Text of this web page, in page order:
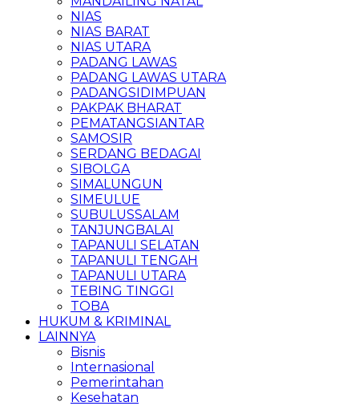
NIAS
NIAS BARAT
NIAS UTARA
PADANG LAWAS
PADANG LAWAS UTARA
PADANGSIDIMPUAN
PAKPAK BHARAT
PEMATANGSIANTAR
SAMOSIR
SERDANG BEDAGAI
SIBOLGA
SIMALUNGUN
SIMEULUE
SUBULUSSALAM
TANJUNGBALAI
TAPANULI SELATAN
TAPANULI TENGAH
TAPANULI UTARA
TEBING TINGGI
TOBA
HUKUM & KRIMINAL
LAINNYA
Bisnis
Internasional
Pemerintahan
Kesehatan